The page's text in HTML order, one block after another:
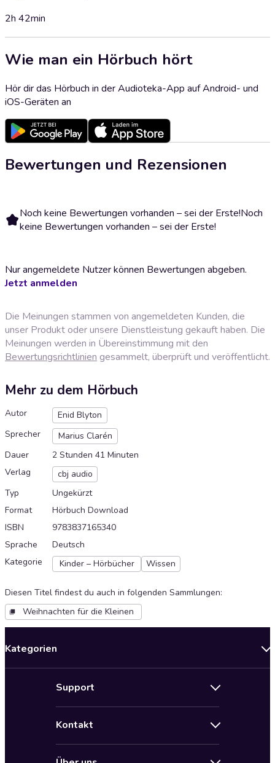
2h 42min
Wie man ein Hörbuch hört
Hör dir das Hörbuch in der Audioteka-App auf Android- und
iOS-Geräten an
Bewertungen und Rezensionen
Noch keine Bewertungen vorhanden – sei der Erste!Noch
keine Bewertungen vorhanden – sei der Erste!
Nur angemeldete Nutzer können Bewertungen abgeben.
Jetzt anmelden
Die Meinungen stammen von angemeldeten Kunden, die
unser Produkt oder unsere Dienstleistung gekauft haben. Die
Meinungen werden in Übereinstimmung mit den
Bewertungsrichtlinien gesammelt, überprüft und veröffentlicht.
Mehr zu dem Hörbuch
Autor
Enid Blyton
Sprecher
Marius Clarén
Dauer
2 Stunden 41 Minuten
Verlag
cbj audio
Typ
Ungekürzt
Format
Hörbuch Download
ISBN
9783837165340
Sprache
Deutsch
Kategorie
Kinder – Hörbücher Wissen
Diesen Titel findest du auch in folgenden Sammlungen:
Weihnachten für die Kleinen
Kategorien
Support
AGB für Audioteka Abo
Kontakt